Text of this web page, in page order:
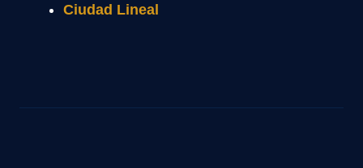
Ciudad Lineal